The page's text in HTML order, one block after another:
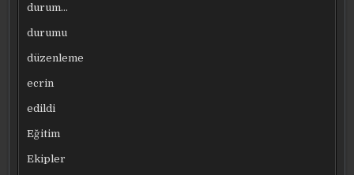
durum…
durumu
düzenleme
ecrin
edildi
Eğitim
Ekipler